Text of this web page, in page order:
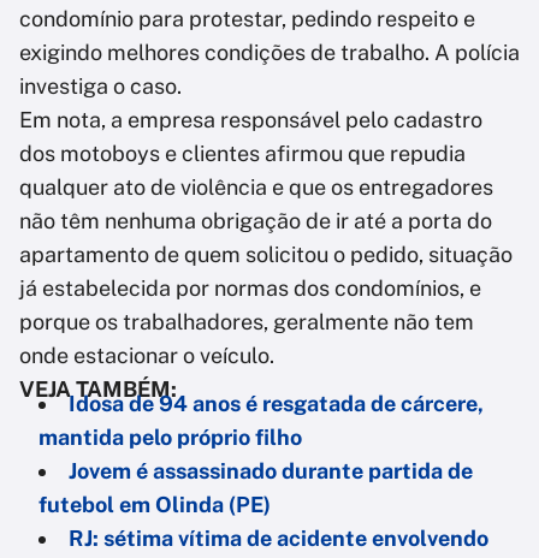
condomínio para protestar, pedindo respeito e
exigindo melhores condições de trabalho. A polícia
investiga o caso.
Em nota, a empresa responsável pelo cadastro
dos motoboys e clientes afirmou que repudia
qualquer ato de violência e que os entregadores
não têm nenhuma obrigação de ir até a porta do
apartamento de quem solicitou o pedido, situação
já estabelecida por normas dos condomínios, e
porque os trabalhadores, geralmente não tem
onde estacionar o veículo.
VEJA TAMBÉM:
Idosa de 94 anos é resgatada de cárcere,
mantida pelo próprio filho
Jovem é assassinado durante partida de
futebol em Olinda (PE)
RJ: sétima vítima de acidente envolvendo